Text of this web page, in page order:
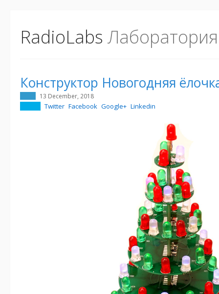
RadioLabs
Конструктор Новогодняя
13 December, 2018
Twitter Facebook Google+ Linkedin